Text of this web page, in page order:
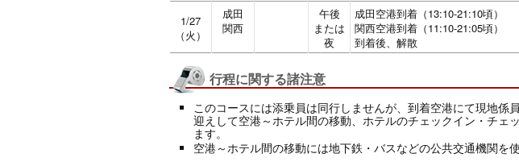
1/27
（火）
成田
関西
午後
または
夜
成田空港到着（13:10-21:10頃）
関西空港到着（11:10-21:05頃）
到着後、解散
行程に関する諸注意
このコースには添乗員は同行しませんが、到着空港にて現地係
迎えして空港～ホテル間の移動、ホテルのチェックイン・チェ
ます。
空港～ホテル間の移動には地下鉄・バスなどの公共交通機関を使